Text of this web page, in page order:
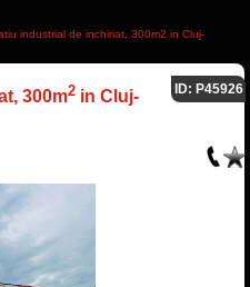
industrial de inchiriat, 300m2 in Cluj-
300m2in Cluj-
ID: P45926